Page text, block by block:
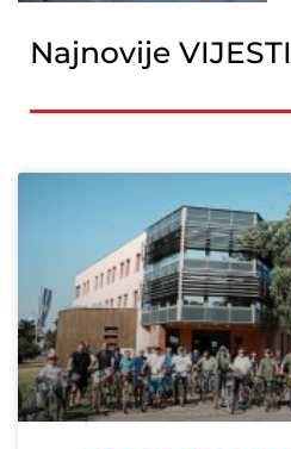
Najnovije VIJESTI